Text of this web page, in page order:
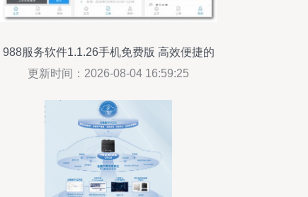
988服务软件1.1.26手机免费版 高效便捷的
绿色服务助手
更新时间：2026-08-04 16:59:25